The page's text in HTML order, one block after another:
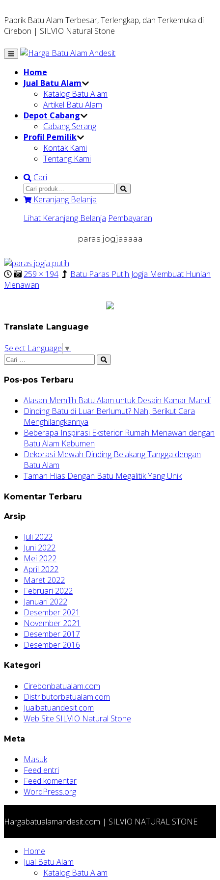
Pabrik Batu Alam Terbesar, Terlengkap, dan Terkemuka di
Cirebon | SILVIO Natural Stone
Home
Jual Batu Alam
Katalog Batu Alam
Artikel Batu Alam
Depot Cabang
Cabang Serang
Profil Pemilik
Kontak Kami
Tentang Kami
Cari
Keranjang Belanja
Lihat Keranjang Belanja Pembayaran
paras jogjaaaaa
259 × 194
Batu Paras Putih Jogja Membuat Hunian
Menawan
Translate Language
Select Language ▼
Pos-pos Terbaru
Alasan Memilih Batu Alam untuk Desain Kamar Mandi
Dinding Batu di Luar Berlumut? Nah, Berikut Cara
Menghilangkannya
Beberapa Inspirasi Eksterior Rumah Menawan dengan
Batu Alam Kebumen
Dekorasi Mewah Dinding Belakang Tangga dengan
Batu Alam
Taman Hias Dengan Batu Megalitik Yang Unik
Komentar Terbaru
Arsip
Juli 2022
Juni 2022
Mei 2022
April 2022
Maret 2022
Februari 2022
Januari 2022
Desember 2021
November 2021
Desember 2017
Desember 2016
Kategori
Cirebonbatualam.com
Distributorbatualam.com
Jualbatuandesit.com
Web Site SILVIO Natural Stone
Meta
Masuk
Feed entri
Feed komentar
WordPress.org
Hargabatualamandesit.com | SILVIO NATURAL STONE
Home
Jual Batu Alam
Katalog Batu Alam